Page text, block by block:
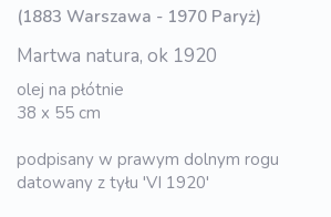
(1883 Warszawa - 1970 Paryż)
Martwa natura, ok 1920
olej na płótnie
38 x 55 cm
podpisany w prawym dolnym rogu
datowany z tyłu 'VI 1920'